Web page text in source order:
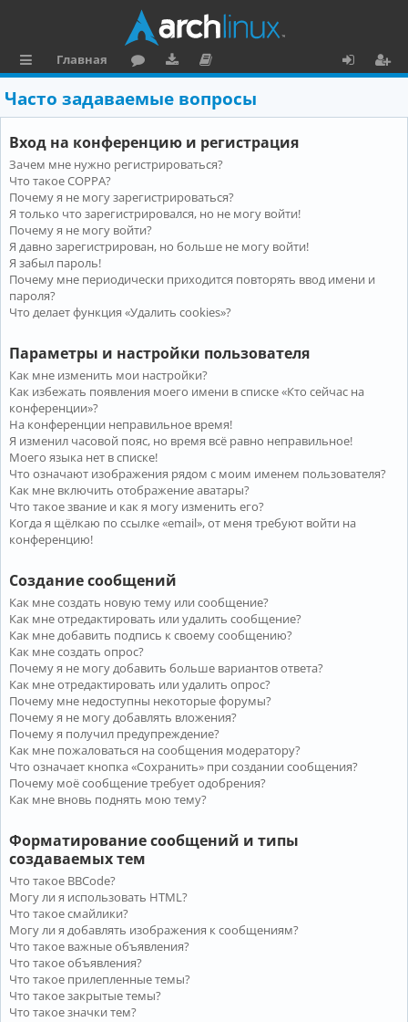
ы
л
к
и
Главная
ру
м
ру
зк
и
ку
м
е
н
та
ц
и
я
о
и
Часто задаваемые вопросы
Вход на конференцию и регистрация
Зачем мне нужно регистрироваться?
Что такое COPPA?
Почему я не могу зарегистрироваться?
Я только что зарегистрировался, но не могу войти!
Почему я не могу войти?
Я давно зарегистрирован, но больше не могу войти!
Я забыл пароль!
Почему мне периодически приходится повторять ввод имени и
пароля?
Что делает функция «Удалить cookies»?
Параметры и настройки пользователя
Как мне изменить мои настройки?
Как избежать появления моего имени в списке «Кто сейчас на
конференции»?
На конференции неправильное время!
Я изменил часовой пояс, но время всё равно неправильное!
Моего языка нет в списке!
Что означают изображения рядом с моим именем пользователя?
Как мне включить отображение аватары?
Что такое звание и как я могу изменить его?
Когда я щёлкаю по ссылке «email», от меня требуют войти на
конференцию!
Создание сообщений
Как мне создать новую тему или сообщение?
Как мне отредактировать или удалить сообщение?
Как мне добавить подпись к своему сообщению?
Как мне создать опрос?
Почему я не могу добавить больше вариантов ответа?
Как мне отредактировать или удалить опрос?
Почему мне недоступны некоторые форумы?
Почему я не могу добавлять вложения?
Почему я получил предупреждение?
Как мне пожаловаться на сообщения модератору?
Что означает кнопка «Сохранить» при создании сообщения?
Почему моё сообщение требует одобрения?
Как мне вновь поднять мою тему?
Форматирование сообщений и типы
создаваемых тем
Что такое BBCode?
Могу ли я использовать HTML?
Что такое смайлики?
Могу ли я добавлять изображения к сообщениям?
Что такое важные объявления?
Что такое объявления?
Что такое прилепленные темы?
Что такое закрытые темы?
Что такое значки тем?